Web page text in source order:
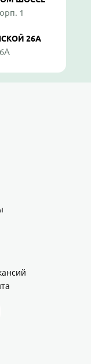
1
26А